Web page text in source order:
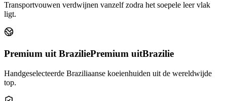
Transportvouwen verdwijnen vanzelf zodra het soepele leer vlak
ligt.
Premium uit BraziliePremium uitBrazilie
Handgeselecteerde Braziliaanse koeienhuiden uit de wereldwijde
top.